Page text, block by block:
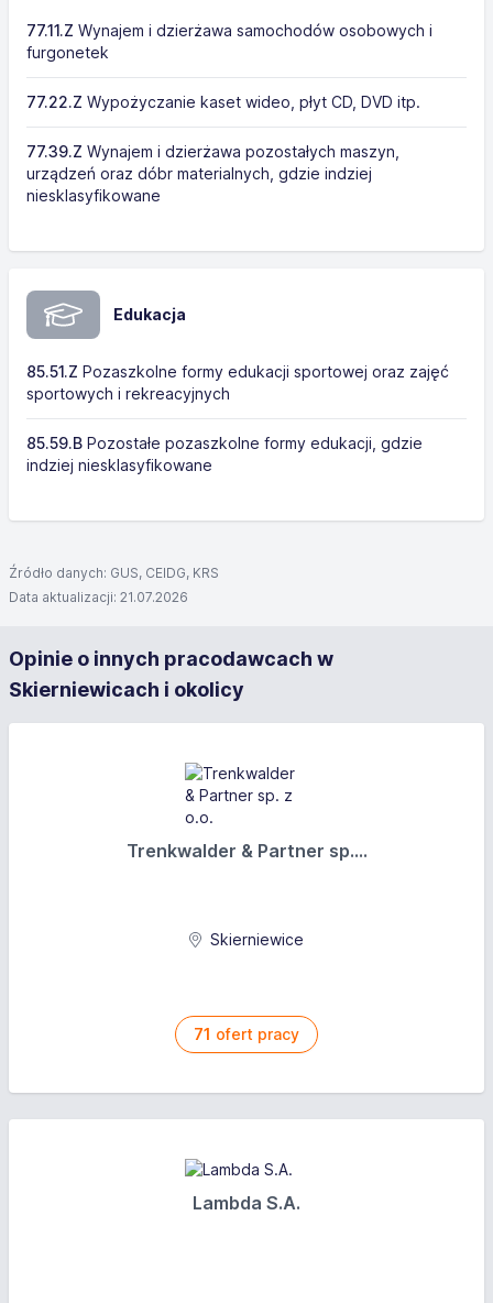
77.11.Z Wynajem i dzierżawa samochodów osobowych i
furgonetek
77.22.Z Wypożyczanie kaset wideo, płyt CD, DVD itp.
77.39.Z Wynajem i dzierżawa pozostałych maszyn,
urządzeń oraz dóbr materialnych, gdzie indziej
niesklasyfikowane
Edukacja
85.51.Z Pozaszkolne formy edukacji sportowej oraz zajęć
sportowych i rekreacyjnych
85.59.B Pozostałe pozaszkolne formy edukacji, gdzie
indziej niesklasyfikowane
Źródło danych: GUS, CEIDG, KRS
Data aktualizacji: 21.07.2026
Opinie o innych pracodawcach w
Skierniewicach i okolicy
Trenkwalder & Partner sp....
Skierniewice
71 ofert pracy
Lambda S.A.